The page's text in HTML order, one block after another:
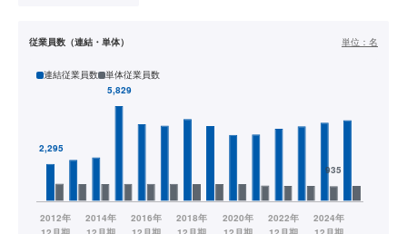
従業員数（連結・単体） 単位： 名
連結従業員数 単体従業員数